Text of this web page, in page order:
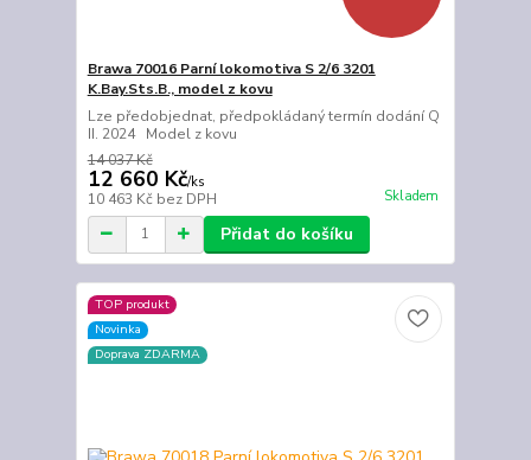
Brawa 70016 Parní lokomotiva S 2/6 3201
K.Bay.Sts.B., model z kovu
Lze předobjednat, předpokládaný termín dodání Q
II. 2024 Model z kovu
14 037 Kč
12 660 Kč/ks
10 463 Kč bez DPH Skladem
Přidat do košíku
TOP produkt
Novinka
Doprava ZDARMA